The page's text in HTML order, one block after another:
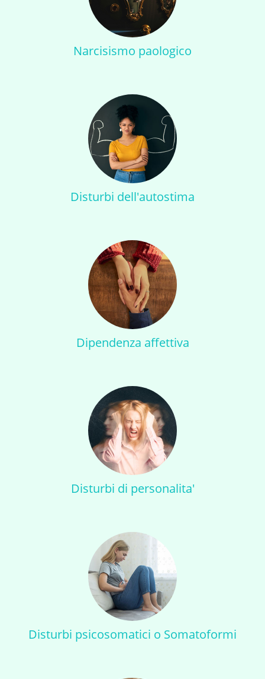
Narcisismo paologico
Disturbi dell'autostima
Dipendenza affettiva
Disturbi di personalita'
Disturbi psicosomatici o Somatoformi